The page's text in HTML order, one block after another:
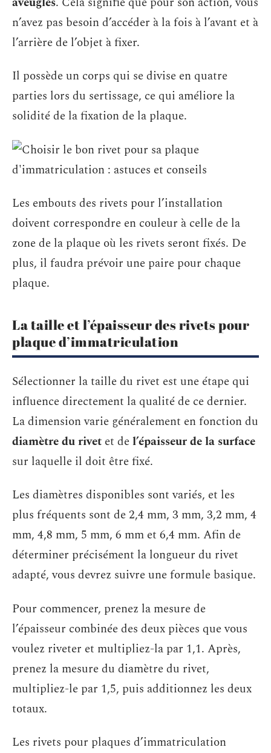
n’avez pas besoin d’accéder à la fois à l’avant et à
l’arrière de l’objet à fixer.
Il possède un corps qui se divise en quatre
parties lors du sertissage, ce qui améliore la
solidité de la fixation de la plaque.
Les embouts des rivets pour l’installation
doivent correspondre en couleur à celle de la
zone de la plaque où les rivets seront fixés. De
plus, il faudra prévoir une paire pour chaque
plaque.
La taille et l’épaisseur des rivets pour
plaque d’immatriculation
Sélectionner la taille du rivet est une étape qui
influence directement la qualité de ce dernier.
La dimension varie généralement en fonction du
diamètre du rivet et del’épaisseur de la surface
sur laquelle il doit être fixé.
Les diamètres disponibles sont variés, et les
plus fréquents sont de 2,4 mm, 3 mm, 3,2 mm, 4
mm, 4,8 mm, 5 mm, 6 mm et 6,4 mm. Afin de
déterminer précisément la longueur du rivet
adapté, vous devrez suivre une formule basique.
Pour commencer, prenez la mesure de
l’épaisseur combinée des deux pièces que vous
voulez riveter et multipliez-la par 1,1. Après,
prenez la mesure du diamètre du rivet,
multipliez-le par 1,5, puis additionnez les deux
totaux.
Les rivets pour plaques d’immatriculation